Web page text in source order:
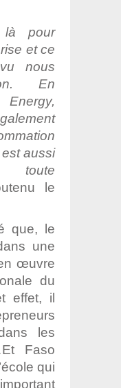
là pour
et ce
nous
En
Energy,
aussi
toute
le
que, le
une
œuvre
du
effet, il
les
Faso
qui